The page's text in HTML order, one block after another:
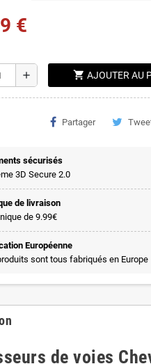
€
add shopping_cart AJOUTER AU
Partager
sécurisés
3D Secure 2.0
de livraison
de 9.99€
Européenne
sont tous fabriqués en Europe
de voies